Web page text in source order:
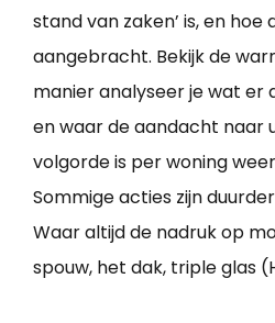
stand van zaken’ is, en hoe
aangebracht. Bekijk de
manier analyseer je wat er
en waar de aandacht naar
volgorde is per woning
Sommige acties zijn
Waar altijd de nadruk op
spouw, het dak, triple glas